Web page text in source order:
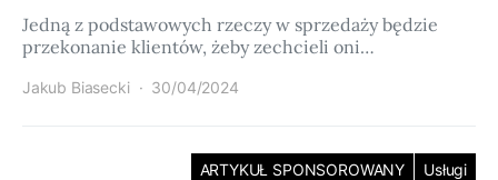
Jedną z podstawowych rzeczy w sprzedaży będzie
przekonanie klientów, żeby zechcieli oni…
Jakub Biasecki 30/04/2024
ARTYKUŁ SPONSOROWANY Usługi